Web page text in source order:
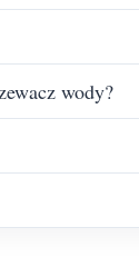
wody?